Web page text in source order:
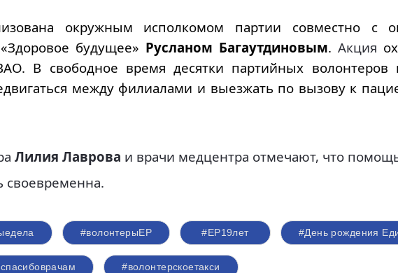
окружным исполкомом партии совместно с
будущее» Русланом Багаутдиновым. Акция
В свободное время десятки партийных волонтеров
между филиалами и выезжать по вызову к
Лилия Лаврова и врачи медцентра отмечают, что
своевременна.
#волонтерыЕР #ЕР19лет #День рождения
#волонтерскоетакси